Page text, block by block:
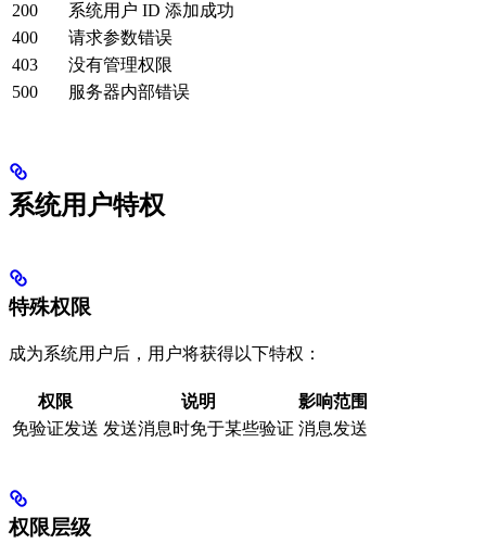
200
系统用户 ID 添加成功
400
请求参数错误
403
没有管理权限
500
服务器内部错误
系统用户特权
特殊权限
成为系统用户后，用户将获得以下特权：
权限 说明
影响范围
免验证发送 发送消息时免于某些验证 消息发送
权限层级